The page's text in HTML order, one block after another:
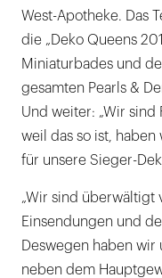
West-Apotheke. Das
die „Deko Queens
Miniaturbades und
gesamten Pearls &
Und weiter: „Wir sind
weil das so ist,
für unsere Sieger-
„Wir sind überwältigt
Einsendungen und
Deswegen haben wir
neben dem